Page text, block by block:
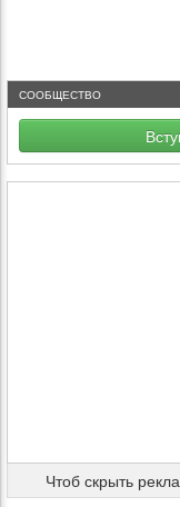
СООБЩЕСТВО
Чтоб скрыть